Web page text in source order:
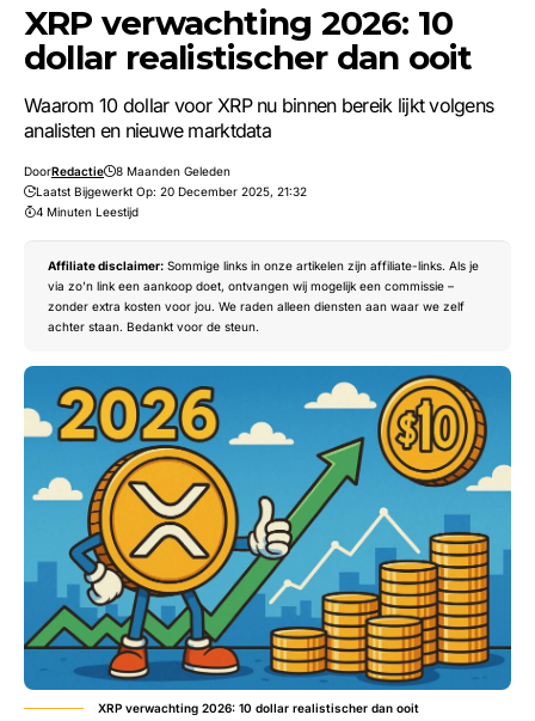
XRP verwachting 2026: 10
dollar realistischer dan ooit
Waarom 10 dollar voor XRP nu binnen bereik lijkt volgens
analisten en nieuwe marktdata
DoorRedactie
8 Maanden Geleden
Laatst Bijgewerkt Op: 20 December 2025, 21:32
4 Minuten Leestijd
Affiliate disclaimer: Sommige links in onze artikelen zijn affiliate-links. Als je
via zo’n link een aankoop doet, ontvangen wij mogelijk een commissie –
zonder extra kosten voor jou. We raden alleen diensten aan waar we zelf
achter staan. Bedankt voor de steun.
XRP verwachting 2026: 10 dollar realistischer dan ooit